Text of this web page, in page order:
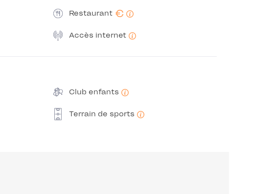
Restaurant €
Accès internet
Club enfants
Terrain de sports